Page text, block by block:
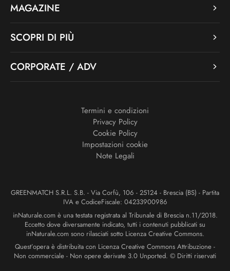
MAGAZINE
SCOPRI DI PIÙ
CORPORATE / ADV
Termini e condizioni
Privacy Policy
Cookie Policy
Impostazioni cookie
Note Legali
GREENMATCH S.R.L. S.B. - Via Corfù, 106 - 25124 - Brescia (BS) - Partita
IVA e CodiceFiscale: 04233900986
inNaturale.com è una testata registrata al Tribunale di Brescia n.11/2018.
Eccetto dove diversamente indicato, tutti i contenuti pubblicati su
inNaturale.com sono rilasciati sotto Licenza Creative Commons.
Quest’opera è distribuita con Licenza Creative Commons Attribuzione -
Non commerciale - Non opere derivate 3.0 Unported. © Diritti riservati